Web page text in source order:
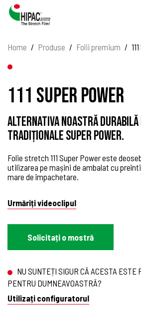
Home
Produse Folii premium
111 Super Power
Alternativa noastră
tradiționale Super Power.
Folie stretch 111 Super Power este
utilizarea pe mașini de ambalat cu
mare de împachetare.
Urmăriți videoclipul
Solicitați o mostră
NU SUNTEȚI SIGUR CĂ ACESTA ESTE
PENTRU DUMNEAVOASTRĂ?
Utilizați configuratorul